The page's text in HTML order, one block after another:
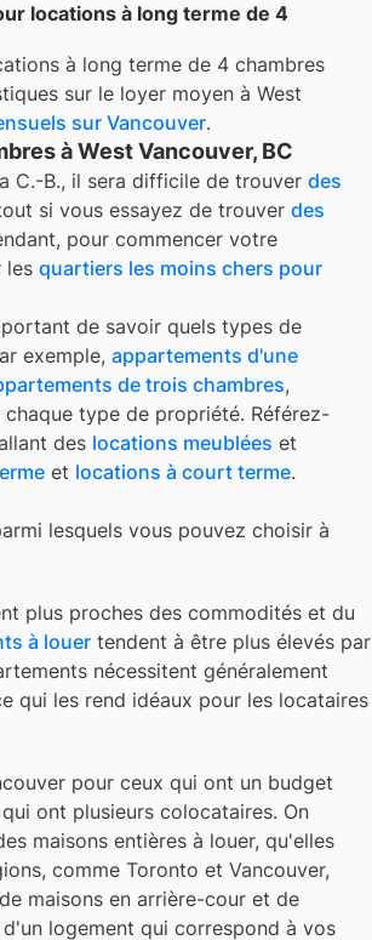
locations à long terme de 4
à long terme de 4 chambres
sur le loyer moyen à West
surVancouver.
à West Vancouver, BC
C.-B., il sera difficile de trouver des
si vous essayez de trouver des
pour commencer votre
les quartiers les moins chers pour
de savoir quels types de
exemple, appartements d'une
de trois chambres,
type de propriété. Référez-
des locations meublées et
et locations à court terme.
lesquels vous pouvez choisir à
plus proches des commodités et du
à louer tendent à être plus élevés par
nécessitent généralement
qui les rend idéaux pour les locataires
pour ceux qui ont un budget
ont plusieurs colocataires. On
maisons entières à louer, qu'elles
comme Toronto et Vancouver,
maisons en arrière-cour et de
logement qui correspond à vos